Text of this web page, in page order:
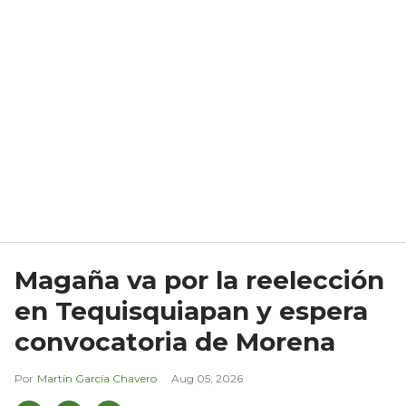
Magaña va por la reelección
en Tequisquiapan y espera
convocatoria de Morena
Martín García Chavero Aug 05, 2026